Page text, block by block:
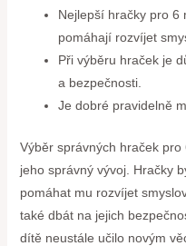
Nejlepší hračky pro 6
pomáhají rozvíjet
Při výběru hraček je
a bezpečnosti.
Je dobré pravidelně
Výběr správných hraček
jeho správný vývoj. Hračky
pomáhat mu rozvíjet
také dbát na jejich
dítě neustále učilo novým